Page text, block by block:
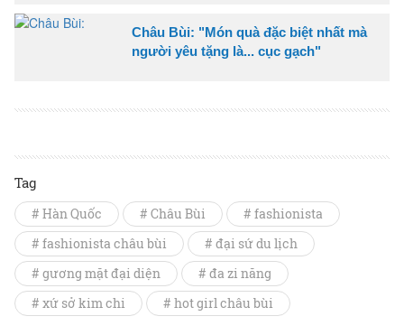
Châu Bùi: "Món quà đặc biệt nhất mà
người yêu tặng là... cục gạch"
Tag
# Hàn Quốc # Châu Bùi
# fashionista
# fashionista châu bùi
# đại sứ du lịch
# gương mặt đại diện
# đa zi năng
# xứ sở kim chi
# hot girl châu bùi